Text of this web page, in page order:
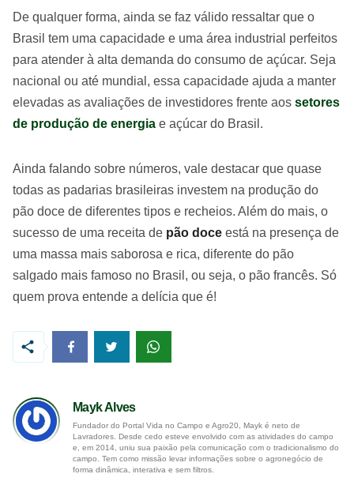
De qualquer forma, ainda se faz válido ressaltar que o
Brasil tem uma capacidade e uma área industrial perfeitos
para atender à alta demanda do consumo de açúcar. Seja
nacional ou até mundial, essa capacidade ajuda a manter
elevadas as avaliações de investidores frente aos setores
de produção de energia e açúcar do Brasil.
Ainda falando sobre números, vale destacar que quase
todas as padarias brasileiras investem na produção do
pão doce de diferentes tipos e recheios. Além do mais, o
sucesso de uma receita de pão doce está na presença de
uma massa mais saborosa e rica, diferente do pão
salgado mais famoso no Brasil, ou seja, o pão francês. Só
quem prova entende a delícia que é!
Mayk Alves
Fundador do Portal Vida no Campo e Agro20, Mayk é neto de
Lavradores. Desde cedo esteve envolvido com as atividades do campo
e, em 2014, uniu sua paixão pela comunicação com o tradicionalismo do
campo. Tem como missão levar informações sobre o agronegócio de
forma dinâmica, interativa e sem filtros.